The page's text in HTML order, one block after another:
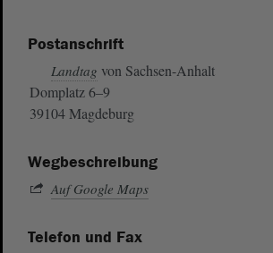
Postanschrift
Landtag von Sachsen-Anhalt
Domplatz 6–9
39104 Magdeburg
Wegbeschreibung
Auf Google Maps
Telefon und Fax